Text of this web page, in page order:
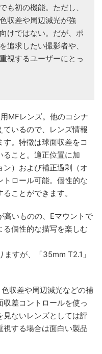
も初の機能。ただし、
収差や周辺減光が強
けではない。だが、ポ
追求したい撮影者や、
視するユーザーにとっ
MFレンズ。他のコシナ
いるので、レンズ情報
。特徴は球面収差をコ
ること。適正位置に加
ン）および補正過剰（オ
ロール可能。個性的な
ことができます。
高いものの、Eマウントで
個性的な描写を楽しむ
ますが、「35mm T2.1」
収差や周辺減光などの補
差コントロールを使っ
見ないレンズとしては評
する場合は面白い製品